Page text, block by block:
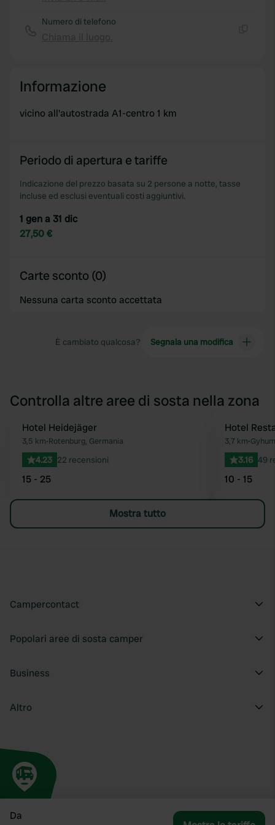
Da
Numero di telefono
Informazione
vicino all'autostrada A1-centro 1 km
Periodo di apertura e tariffe
Indicazione del prezzo basata su 2 persone a notte, tasse
incluse ed esclusi eventuali costi aggiuntivi.
1 gen a 31 dic
27,50 €
Carte sconto (0)
Nessuna carta sconto accettata
È cambiato qualcosa? Segnala una modifica
Controlla altre aree di sosta nella zona
Preferito
Hotel Heidejäger
3,5 km•Rotenburg, Germania
4.23 22 recensioni
15 - 25
Hotel
3,7 km•
3.16 49
10 - 15
Mostra tutto
Campercontact
Popolari aree di sosta camper
Business
Altro